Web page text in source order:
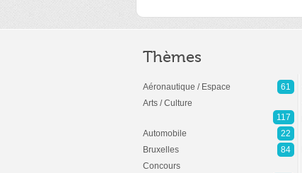
Thèmes
Aéronautique / Espace
61
Arts / Culture
117
Automobile
22
Bruxelles
84
Concours